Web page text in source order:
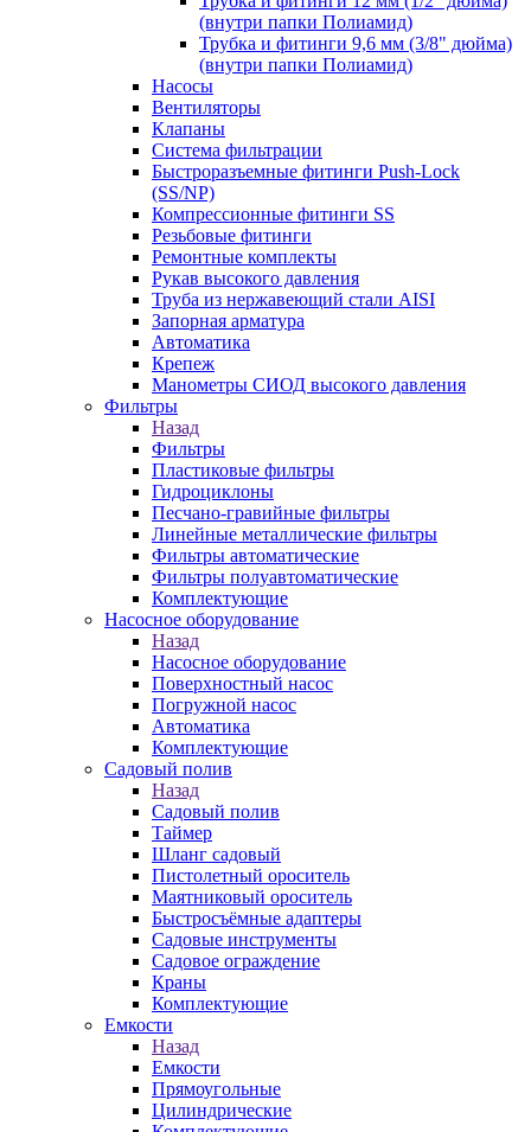
(внутри папки Полиамид)
Трубка и фитинги 9,6 мм (3/8" дюйма)
(внутри папки Полиамид)
Насосы
Вентиляторы
Клапаны
Система фильтрации
Быстроразъемные фитинги Push-Lock
(SS/NP)
Компрессионные фитинги SS
Резьбовые фитинги
Ремонтные комплекты
Рукав высокого давления
Труба из нержавеющий стали AISI
Запорная арматура
Автоматика
Крепеж
Манометры СИОД высокого давления
Фильтры
Назад
Фильтры
Пластиковые фильтры
Гидроциклоны
Песчано-гравийные фильтры
Линейные металлические фильтры
Фильтры автоматические
Фильтры полуавтоматические
Комплектующие
Насосное оборудование
Назад
Насосное оборудование
Поверхностный насос
Погружной насос
Автоматика
Комплектующие
Садовый полив
Назад
Садовый полив
Таймер
Шланг садовый
Пистолетный ороситель
Маятниковый ороситель
Быстросъёмные адаптеры
Садовые инструменты
Садовое ограждение
Краны
Комплектующие
Емкости
Назад
Емкости
Прямоугольные
Цилиндрические